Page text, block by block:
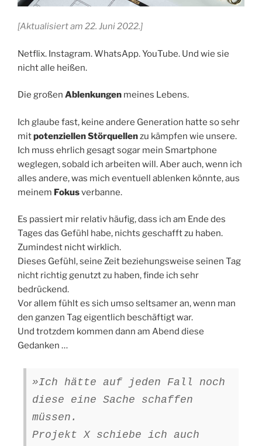
[Aktualisiert am 22. Juni 2022.]
Netflix. Instagram. WhatsApp. YouTube. Und wie sie
nicht alle heißen.
Die großen Ablenkungen meines Lebens.
Ich glaube fast, keine andere Generation hatte so sehr
mitpotenziellen Störquellenzu kämpfen wie unsere.
Ich muss ehrlich gesagt sogar mein Smartphone
weglegen, sobald ich arbeiten will. Aber auch, wenn ich
alles andere, was mich eventuell ablenken könnte, aus
meinem Fokusverbanne.
Es passiert mir relativ häufig, dass ich am Ende des
Tages das Gefühl habe, nichts geschafft zu haben.
Zumindest nicht wirklich.
Dieses Gefühl, seine Zeit beziehungsweise seinen Tag
nicht richtig genutzt zu haben, finde ich sehr
bedrückend.
Vor allem fühlt es sich umso seltsamer an, wenn man
den ganzen Tag eigentlich beschäftigt war.
Und trotzdem kommen dann am Abend diese
Gedanken …
»Ich hätte auf jeden Fall noch
diese eine Sache schaffen
müssen.
Projekt X schiebe ich auch